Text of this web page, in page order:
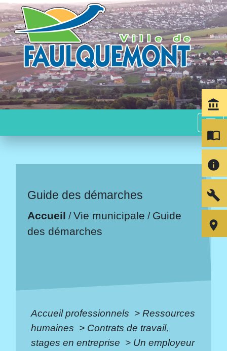
menu
Guide des démarches
Accueil /Vie municipale / Guide
des démarches
Accueil professionnels > Ressources
humaines > Contrats de travail,
stages en entreprise > Un employeur
account_balance
import_contacts
info
build
room